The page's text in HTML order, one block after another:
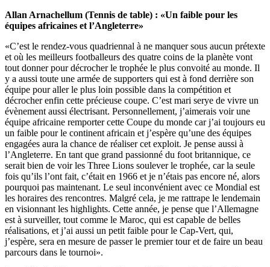
Allan Arnachellum (Tennis de table) : «Un faible pour les
équipes africaines et l’Angleterre»
«C’est le rendez-vous quadriennal à ne manquer sous aucun prétexte
et où les meilleurs footballeurs des quatre coins de la planète vont
tout donner pour décrocher le trophée le plus convoité au monde. Il
y a aussi toute une armée de supporters qui est à fond derrière son
équipe pour aller le plus loin possible dans la compétition et
décrocher enfin cette précieuse coupe. C’est mari serye de vivre un
évènement aussi électrisant. Personnellement, j’aimerais voir une
équipe africaine remporter cette Coupe du monde car j’ai toujours eu
un faible pour le continent africain et j’espère qu’une des équipes
engagées aura la chance de réaliser cet exploit. Je pense aussi à
l’Angleterre. En tant que grand passionné du foot britannique, ce
serait bien de voir les Three Lions soulever le trophée, car la seule
fois qu’ils l’ont fait, c’était en 1966 et je n’étais pas encore né, alors
pourquoi pas maintenant. Le seul inconvénient avec ce Mondial est
les horaires des rencontres. Malgré cela, je me rattrape le lendemain
en visionnant les highlights. Cette année, je pense que l’Allemagne
est à surveiller, tout comme le Maroc, qui est capable de belles
réalisations, et j’ai aussi un petit faible pour le Cap-Vert, qui,
j’espère, sera en mesure de passer le premier tour et de faire un beau
parcours dans le tournoi».